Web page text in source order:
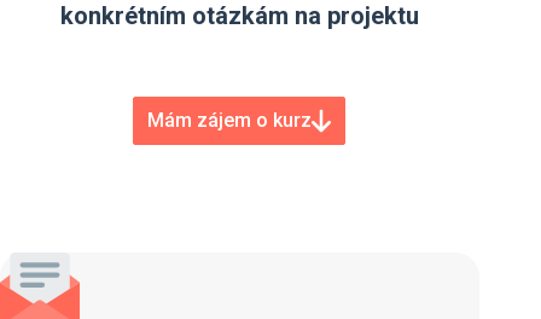
konkrétním otázkám na projektu
Mám zájem o kurz